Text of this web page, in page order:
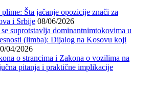
Šta jačanje opozicije znači za
i Srbije 08/06/2026
suprotstavlja dominantnimtokovima u
(limba): Dijalog na Kosovu koji
04/2026
o strancima i Zakona o vozilima na
pitanja i praktične implikacije